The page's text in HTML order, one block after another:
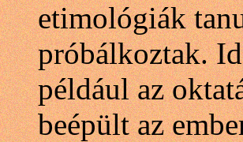
etimológiák
próbálkoztak.
például az
beépült az